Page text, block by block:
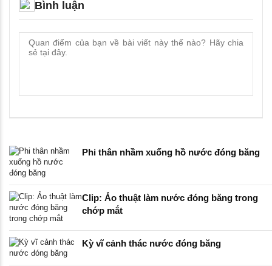
Bình luận
Phi thân nhầm xuống hồ nước đóng băng
Clip: Ảo thuật làm nước đóng băng trong
chớp mắt
Kỳ vĩ cảnh thác nước đóng băng